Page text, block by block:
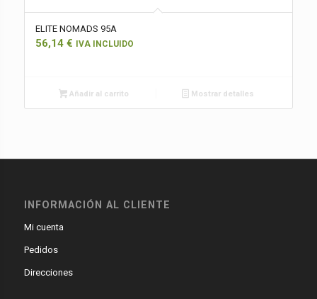
ELITE NOMADS 95A
56,14 € IVA INCLUIDO
Añadir al carrito Mostrar detalles
INFORMACIÓN AL CLIENTE
Mi cuenta
Pedidos
Direcciones